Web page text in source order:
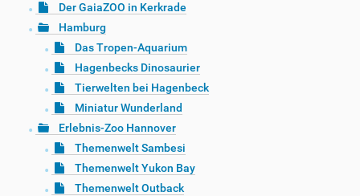
Der GaiaZOO in Kerkrade
Hamburg
Das Tropen-Aquarium
Hagenbecks Dinosaurier
Tierwelten bei Hagenbeck
Miniatur Wunderland
Erlebnis-Zoo Hannover
Themenwelt Sambesi
Themenwelt Yukon Bay
Themenwelt Outback